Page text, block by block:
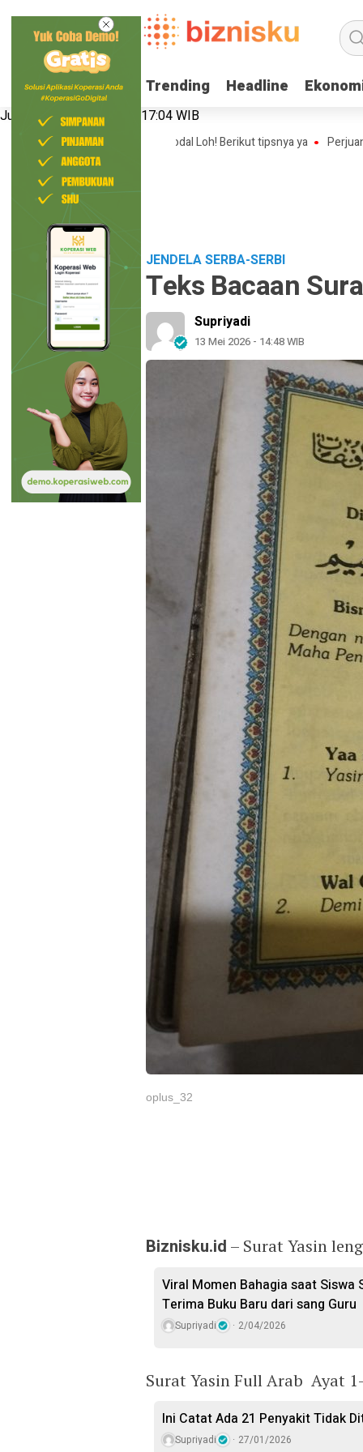
Trending Headline
Trending Headline
Jumat, 7 Agustus 2026 | 17:04 WIB
Online Shop Tanpa Modal Loh! Berikut tipsnya ya Perjuangan
JENDELA SERBA-SERBI
Teks Bacaan
Supriyadi
13 Mei 2026 - 14:48 WIB
oplus_32
Biznisku.id – Surat Yasin
Viral Momen Bahagia saat Siswa
Terima Buku Baru dari sang Guru
Supriyadi 2/04/2026
Surat Yasin Full Arab Ayat
Ini Catat Ada 21 Penyakit Tidak
Supriyadi 27/01/2026